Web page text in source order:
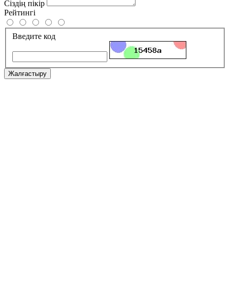
Сіздің пікір
Рейтингі
Введите код
Жалғастыру